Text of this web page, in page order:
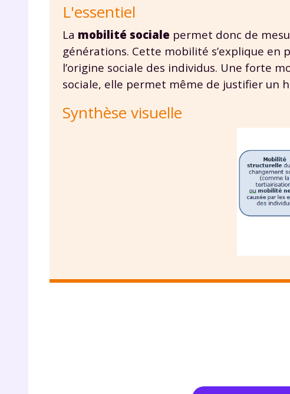
L'essentiel
La mobilité sociale permet donc de
générations. Cette mobilité s’explique en
l’origine sociale des individus. Une forte
sociale, elle permet même de justifier un
Synthèse visuelle